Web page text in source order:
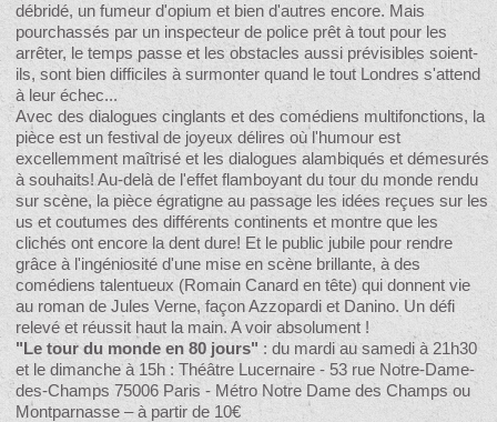
débridé, un fumeur d'opium et bien d'autres encore. Mais
pourchassés par un inspecteur de police prêt à tout pour les
arrêter, le temps passe et les obstacles aussi prévisibles soient-
ils, sont bien difficiles à surmonter quand le tout Londres s'attend
à leur échec...
Avec des dialogues cinglants et des comédiens multifonctions, la
pièce est un festival de joyeux délires où l'humour est
excellemment maîtrisé et les dialogues alambiqués et démesurés
à souhaits! Au-delà de l'effet flamboyant du tour du monde rendu
sur scène, la pièce égratigne au passage les idées reçues sur les
us et coutumes des différents continents et montre que les
clichés ont encore la dent dure! Et le public jubile pour rendre
grâce à l'ingéniosité d'une mise en scène brillante, à des
comédiens talentueux (Romain Canard en tête) qui donnent vie
au roman de Jules Verne, façon Azzopardi et Danino. Un défi
relevé et réussit haut la main. A voir absolument !
"Le tour du monde en 80 jours" : du mardi au samedi à 21h30
et le dimanche à 15h : Théâtre Lucernaire - 53 rue Notre-Dame-
des-Champs 75006 Paris - Métro Notre Dame des Champs ou
Montparnasse – à partir de 10€